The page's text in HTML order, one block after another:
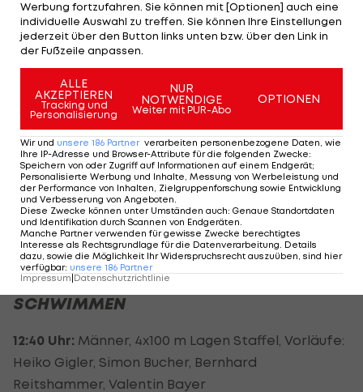
11:00 Uhr:Männer, Straßenrennen: Felix
Großschartner, Marco Haller
LEICHTATHLETIK
11:55 Uhr:Männer, 100 Meter, Runde 1: Markus Fuchs
19:15 Uhr:Männer, 1500 Meter, Hoffnungsläufe:
Raphael Pallitsch
SCHWIMMEN
12:40 Uhr: Männer, 4x100 m Lagen Staffel, Vorläufe:
Heiko Gigler, Simon Bucher, Bernhard
Reitshammer, Valentin Bayer
Werbung fortzufahren. Sie können mit [Optionen] auch eine
individuelle Auswahl zu treffen. Sie können Ihre Einstellungen
jederzeit über den Button links unten bzw. über den Link in
der Fußzeile anpassen.
ALLE
AKZEPTIEREN
Tracking und
Personalisierung
NUR
NOTWENDIGE
Weiter mit PUR-Abo
OPTIONEN
Wir und unsere 186 Partner verarbeiten personenbezogene Daten, wie
Ihre IP-Adresse und Browser-Attribute für die folgenden Zwecke:
Speichern von oder Zugriff auf Informationen auf einem Endgerät;
Personalisierte Werbung und Inhalte, Messung von Werbeleistung und
der Performance von Inhalten, Zielgruppenforschung sowie Entwicklung
und Verbesserung von Angeboten.
Diese Zwecke können unter Umständen auch: Genaue Standortdaten
und Identifikation durch Scannen von Endgeräten.
Manche Partner verwenden für gewisse Zwecke berechtigtes
Interesse als Rechtsgrundlage für die Datenverarbeitung. Details
dazu, sowie die Möglichkeit Ihr Widerspruchsrecht auszuüben, sind hier
verfügbar: unsere 186 Partner
Impressum Datenschutzrichtlinie